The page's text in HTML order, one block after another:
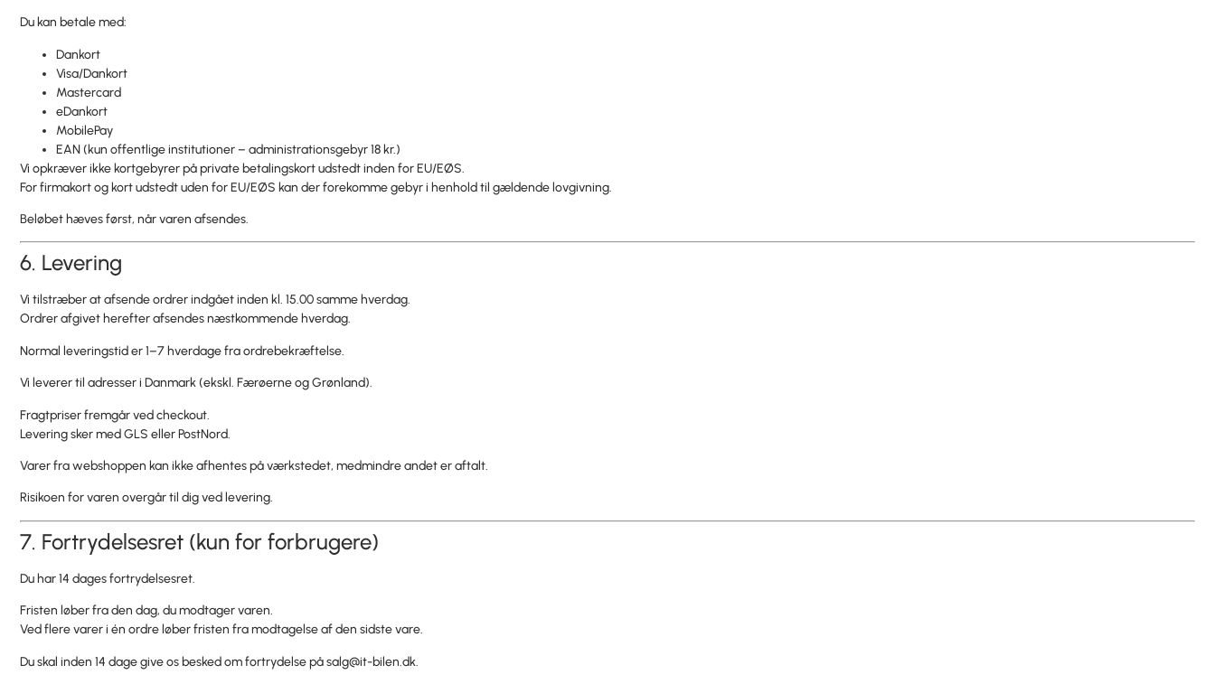
Du kan betale med:
Dankort
Visa/Dankort
Mastercard
eDankort
MobilePay
EAN (kun offentlige institutioner – administrationsgebyr 18 kr.)
Vi opkræver ikke kortgebyrer på private betalingskort udstedt inden for EU/EØS.
For firmakort og kort udstedt uden for EU/EØS kan der forekomme gebyr i henhold til gældende lovgivning.
Beløbet hæves først, når varen afsendes.
6. Levering
Vi tilstræber at afsende ordrer indgået inden kl. 15.00 samme hverdag.
Ordrer afgivet herefter afsendes næstkommende hverdag.
Normal leveringstid er 1–7 hverdage fra ordrebekræftelse.
Vi leverer til adresser i Danmark (ekskl. Færøerne og Grønland).
Fragtpriser fremgår ved checkout.
Levering sker med GLS eller PostNord.
Varer fra webshoppen kan ikke afhentes på værkstedet, medmindre andet er aftalt.
Risikoen for varen overgår til dig ved levering.
7. Fortrydelsesret (kun for forbrugere)
Du har 14 dages fortrydelsesret.
Fristen løber fra den dag, du modtager varen.
Ved flere varer i én ordre løber fristen fra modtagelse af den sidste vare.
Du skal inden 14 dage give os besked om fortrydelse påsalg@it-bilen.dk.